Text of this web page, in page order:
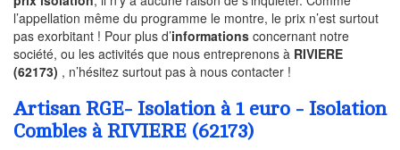
l’appellation même du programme le montre, le prix n’est surtout
pas exorbitant ! Pour plus d’informations concernant notre
société, ou les activités que nous entreprenons à RIVIERE
(62173) , n’hésitez surtout pas à nous contacter !
Artisan RGE- Isolation à 1 euro - Isolation
Combles à RIVIERE (62173)